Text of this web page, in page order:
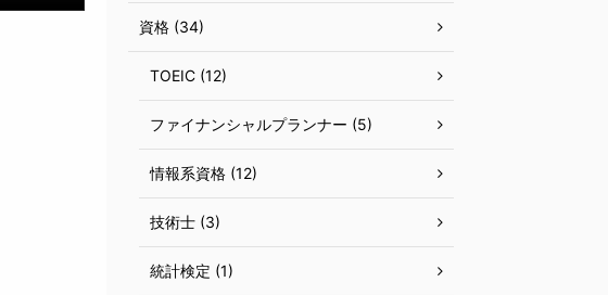
資格 (34)
TOEIC (12)
ファイナンシャルプランナー (5)
情報系資格 (12)
技術士 (3)
統計検定 (1)